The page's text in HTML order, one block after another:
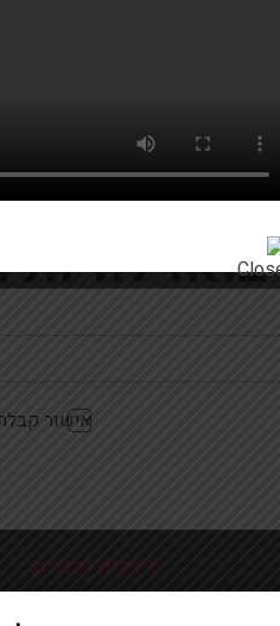
רוצים להתעדכן
בואו
אישור
לינקים נפוצים